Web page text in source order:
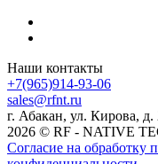
Наши контакты
+7(965)914-93-06
sales@rfnt.ru
г. Абакан, ул. Кирова, д.
2026 © RF - NATIVE
Согласие на обработку